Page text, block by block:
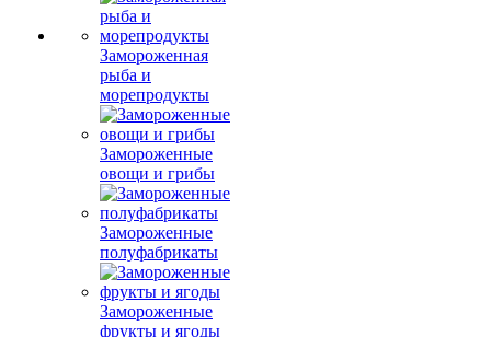
Замороженная
рыба и
морепродукты
Замороженные
овощи и грибы
Замороженные
полуфабрикаты
Замороженные
фрукты и ягоды